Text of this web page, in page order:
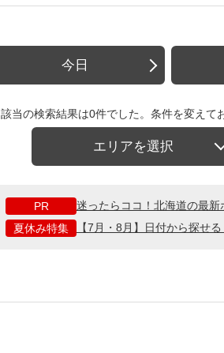
今日
該当の検索結果は0件でした。条件を変えて
エリアを選択
PR
迷ったらココ！北海道の最
夏休み特集
【7月・8月】日付から探せ